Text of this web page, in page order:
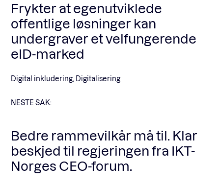
Frykter at egenutviklede
offentlige løsninger kan
undergraver et velfungerende
eID-marked
Digital inkludering, Digitalisering
NESTE SAK:
Bedre rammevilkår må til. Klar
beskjed til regjeringen fra IKT-
Norges CEO-forum.